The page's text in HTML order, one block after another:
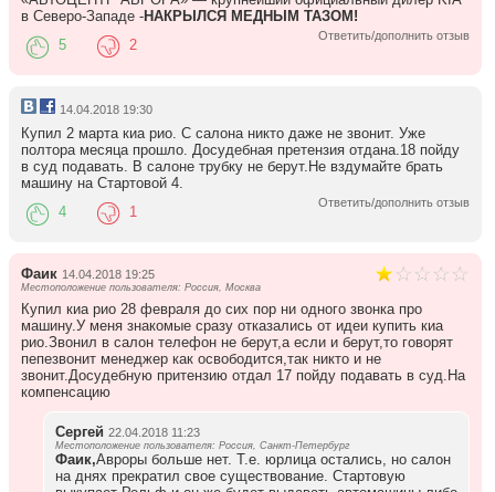
в Северо-Западе -НАКРЫЛСЯ МЕДНЫМ ТАЗОМ!
Ответить/дополнить отзыв
5 2
14.04.2018 19:30
Купил 2 марта киа рио. С салона никто даже не звонит. Уже
полтора месяца прошло. Досудебная претензия отдана.18 пойду
в суд подавать. В салоне трубку не берут.Не вздумайте брать
машину на Стартовой 4.
Ответить/дополнить отзыв
4 1
Фаик 14.04.2018 19:25
Местоположение пользователя: Россия, Москва
Купил киа рио 28 февраля до сих пор ни одного звонка про
машину.У меня знакомые сразу отказались от идеи купить киа
рио.Звонил в салон телефон не берут,а если и берут,то говорят
пепезвонит менеджер как освободится,так никто и не
звонит.Досудебную притензию отдал 17 пойду подавать в суд.На
компенсацию
Сергей 22.04.2018 11:23
Местоположение пользователя: Россия, Санкт-Петербург
Фаик,Авроры больше нет. Т.е. юрлица остались, но салон
на днях прекратил свое существование. Стартовую